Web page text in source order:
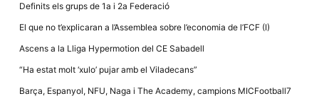
Definits els grups de 1a i 2a Federació
El que no t’explicaran a l’Assemblea sobre l’economia de l’FCF (I)
Ascens a la Lliga Hypermotion del CE Sabadell
“Ha estat molt ‘xulo’ pujar amb el Viladecans”
Barça, Espanyol, NFU, Naga i The Academy, campions MICFootball7
possible. Si
aquestes
algunes
desapareixeran